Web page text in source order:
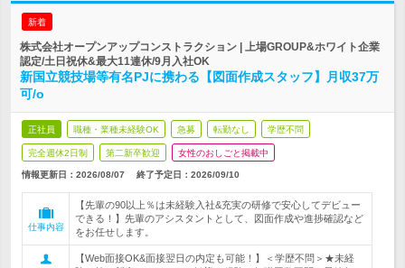
新着
株式会社オープンアップコンストラクション | 上場GROUP&ホワイト企業
認定/土日祝休&最大11連休/9月入社OK
新国立競技場等有名PJに携わる【図面作成スタッフ】月収37万
可/o
正社員 職種・業種未経験OK 急募 転勤なし 学歴不問
完全週休2日制 第二新卒歓迎 女性のおしごと掲載中
情報更新日：2026/08/07 終了予定日： 2026/09/10
仕事内容
【先輩の90以上％は未経験入社&充実の研修で安心してデビュー
できる！】先輩のアシスタントとして、図面作成や進捗確認など
をお任せします。
【Web面接OK&面接翌日の内定も可能！】＜学歴不問＞★未経